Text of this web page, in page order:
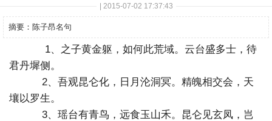
| 2015-07-02 17:37:43
摘要： 陈子昂名句
1、之子黄金躯，如何此荒域。云台盛多士，待
君丹墀侧。
2、吾观昆仑化，日月沦洞冥。精魄相交会，天
壤以罗生。
3、瑶台有青鸟，远食玉山禾。昆仑见玄凤，岂